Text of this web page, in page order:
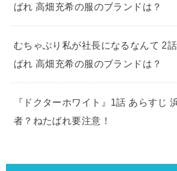
ばれ 高畑充希の服のブランドは？
むちゃぶり私が社長になるなんて 2
ばれ 高畑充希の服のブランドは？
『ドクターホワイト』1話 あらすじ
者？ねたばれ要注意！